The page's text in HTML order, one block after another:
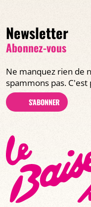
Newsletter
Abonnez-vous
Ne manquez rien de
spammons pas. C'est
S'ABONNER